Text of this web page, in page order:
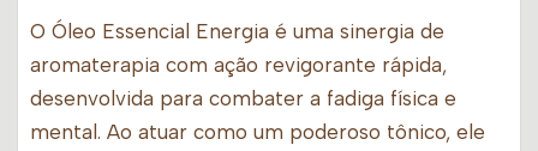
O Óleo Essencial Energia é uma sinergia de
aromaterapia com ação revigorante rápida,
desenvolvida para combater a fadiga física e
mental. Ao atuar como um poderoso tônico, ele